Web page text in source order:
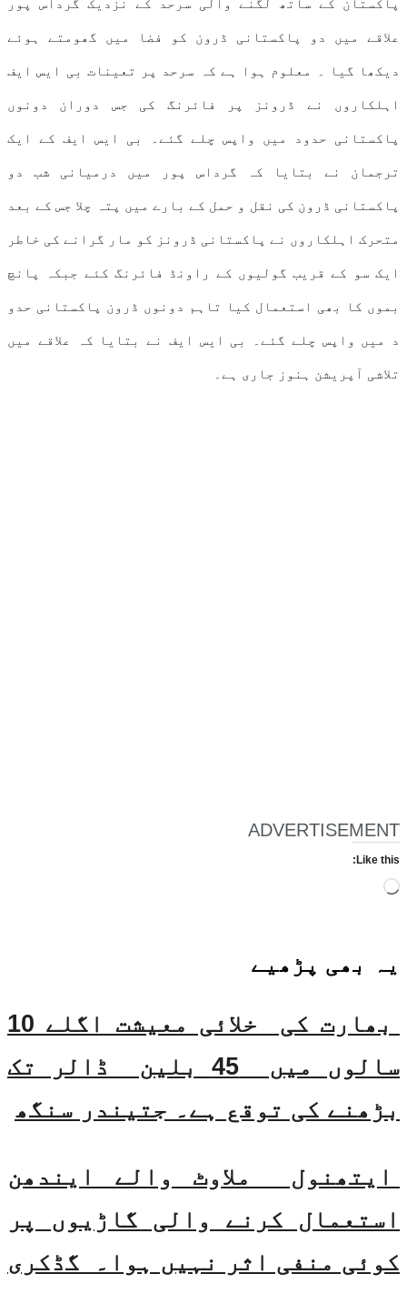
علاقے میں دو پاکستانی ڈرون کو فضا میں گھومتے ہوئے
دیکھا گیا ۔ معلوم ہوا ہے کہ سرحد پر تعینات بی ایس ایف
اہلکاروں نے ڈرونز پر فائرنگ کی جس دوران دونوں
پاکستانی حدود میں واپس چلے گئے۔ بی ایس ایف کے ایک
ترجمان نے بتایا کہ گرداس پور میں درمیانی شب دو
پاکستانی ڈرون کی نقل و حمل کے بارے میں پتہ چلا جس کے بعد
متحرک اہلکاروں نے پاکستانی ڈرونز کو مار گرانے کی خاطر
ایک سو کے قریب گولیوں کے راونڈ فائرنگ کئے جبکہ پانچ
بموں کا بھی استعمال کیا تاہم دونوں ڈرون پاکستانی حدو
د میں واپس چلے گئے۔ بی ایس ایف نے بتایا کہ علاقے میں
تلاشی آپریشن ہنوز جاری ہے۔
ADVERTISEMENT
Like this:
Loading…
یہ بھی پڑھیے
بھارت کی خلائی معیشت اگلے 10
سالوں میں 45 بلین ڈالر تک
بڑھنے کی توقع ہے۔ جتیندر سنگھ
ایتھنول ملاوٹ والے ایندھن
استعمال کرنے والی گاڑیوں پر
کوئی منفی اثر نہیں ہوا۔ گڈکری